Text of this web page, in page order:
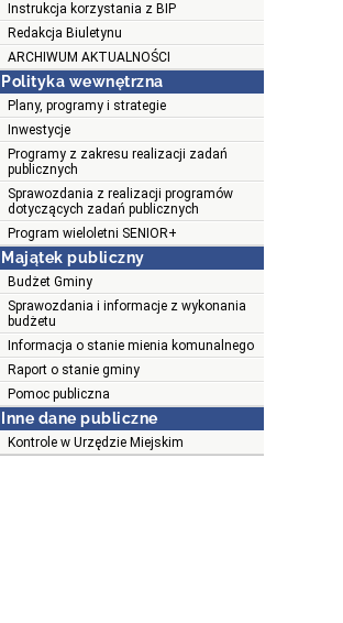
Instrukcja korzystania z BIP
Redakcja Biuletynu
ARCHIWUM AKTUALNOŚCI
Polityka wewnętrzna
Plany, programy i strategie
Inwestycje
Programy z zakresu realizacji zadań
publicznych
Sprawozdania z realizacji programów
dotyczących zadań publicznych
Program wieloletni SENIOR+
Majątek publiczny
Budżet Gminy
Sprawozdania i informacje z wykonania
budżetu
Informacja o stanie mienia komunalnego
Raport o stanie gminy
Pomoc publiczna
Inne dane publiczne
Kontrole w Urzędzie Miejskim